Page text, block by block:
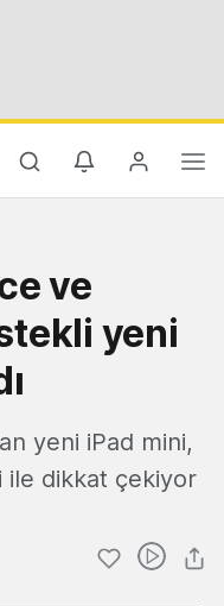
ve
yeni
yeni iPad mini,
ile dikkat çekiyor